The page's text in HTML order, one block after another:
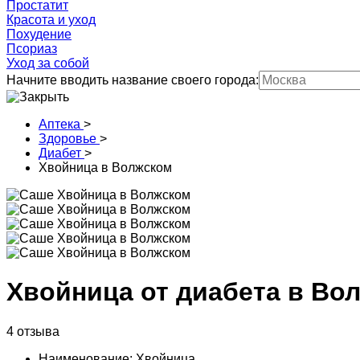
Простатит
Красота и уход
Похудение
Псориаз
Уход за собой
Начните вводить название своего города:
Аптека >
Здоровье >
Диабет >
Хвойница в Волжском
Хвойница от диабета в
4 отзыва